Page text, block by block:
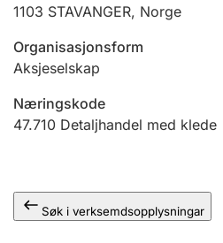
Andre tema
1103 STAVANGER, Norge
Organisasjonsform
Aksjeselskap
Næringskode
47.710 Detaljhandel med klede
Søk i verksemdsopplysningar